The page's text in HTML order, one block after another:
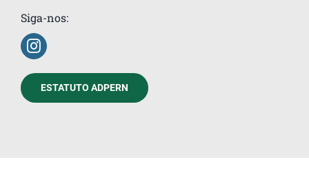
Siga-nos:
ESTATUTO ADPERN